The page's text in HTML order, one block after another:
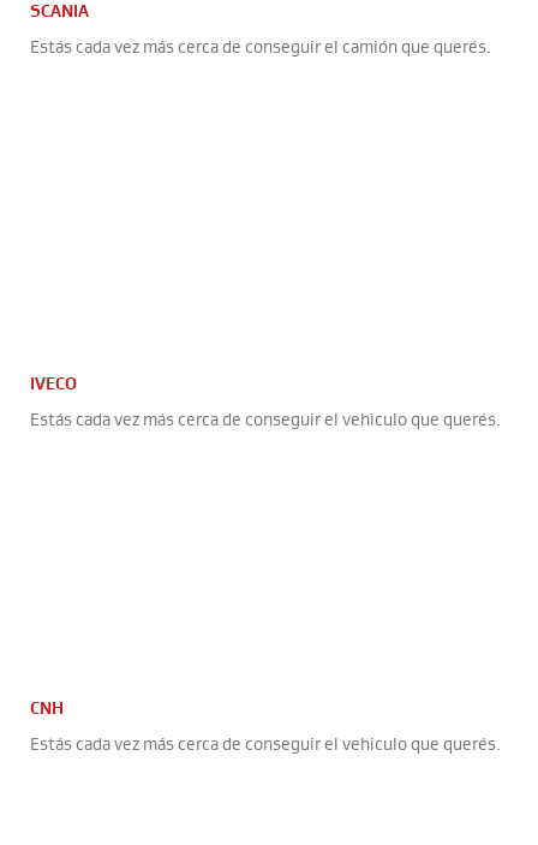
SCANIA
Estás cada vez más cerca de conseguir el camión que querés.
IVECO
Estás cada vez más cerca de conseguir el vehiculo que querés.
CNH
Estás cada vez más cerca de conseguir el vehiculo que querés.